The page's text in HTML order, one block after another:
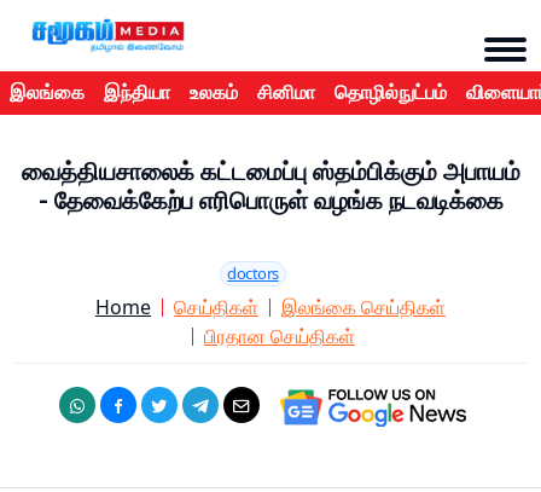
இலங்கை இந்தியா உலகம் சினிமா தொழில்நுட்பம்
வைத்தியசாலைக் கட்டமைப்பு ஸ்தம்பிக்கும் அபாயம்
- தேவைக்கேற்ப எரிபொருள் வழங்க நடவடிக்கை
doctors
Home செய்திகள்
இலங்கை செய்திகள்
பிரதான செய்திகள்